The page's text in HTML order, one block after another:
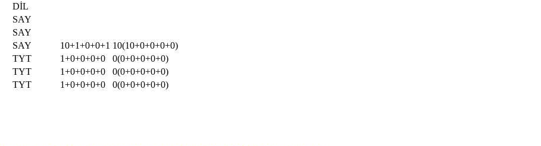
DİL
SAY
SAY
SAY 10+1+0+0+1 10(10+0+0+0+0)
TYT 1+0+0+0+0
0(0+0+0+0+0)
TYT 1+0+0+0+0
0(0+0+0+0+0)
TYT 1+0+0+0+0
0(0+0+0+0+0)